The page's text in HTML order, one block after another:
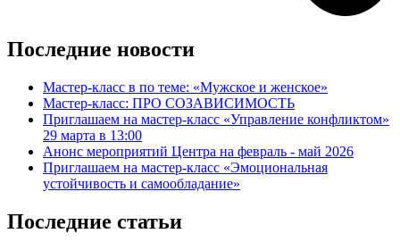
Последние новости
Мастер-класс в по теме: «Мужское и женское»
Мастер-класс: ПРО СОЗАВИСИМОСТЬ
Приглашаем на мастер-класс «Управление конфликтом»
29 марта в 13:00
Анонс мероприятий Центра на февраль - май 2026
Приглашаем на мастер-класс «Эмоциональная
устойчивость и самообладание»
Последние статьи